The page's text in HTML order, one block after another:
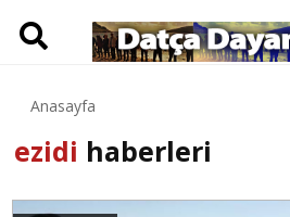
Anasayfa
ezidi haberleri